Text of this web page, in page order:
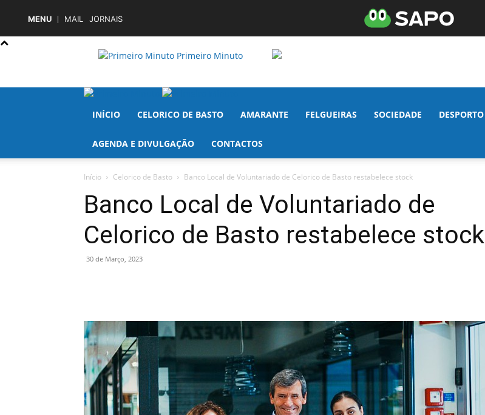
MENU MAIL JORNAIS
Primeiro Minuto
INÍCIO CELORICO DE BASTO AMARANTE FELGUEIRAS SOCIEDADE DESPORTO
AGENDA E DIVULGAÇÃO CONTACTOS
Início Celorico de Basto Banco Local de Voluntariado de Celorico de Basto restabelece stock
Banco Local de Voluntariado de
Celorico de Basto restabelece stock
30 de Março, 2023